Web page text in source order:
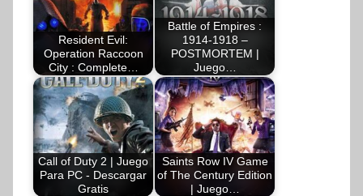
Resident Evil:
Operation Raccoon
City : Complete…
Battle of Empires :
1914-1918 –
POSTMORTEM |
Juego…
Call of Duty 2 | Juego
Para PC - Descargar
Gratis
Saints Row IV Game
of The Century Edition
| Juego…